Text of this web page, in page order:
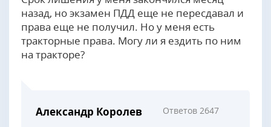
назад, но экзамен ПДД еще не пересдавал и
права еще не получил. Но у меня есть
тракторные права. Могу ли я ездить по ним
на тракторе?
Александр Королев Ответов 2647